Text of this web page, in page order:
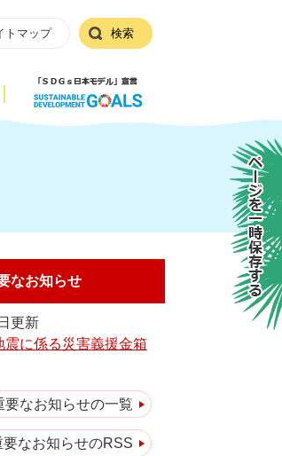
トマップ 検索
なお知らせ
更新
震に係る災害義援金箱
要なお知らせの一覧
要なお知らせのRSS
ページを一時保存する